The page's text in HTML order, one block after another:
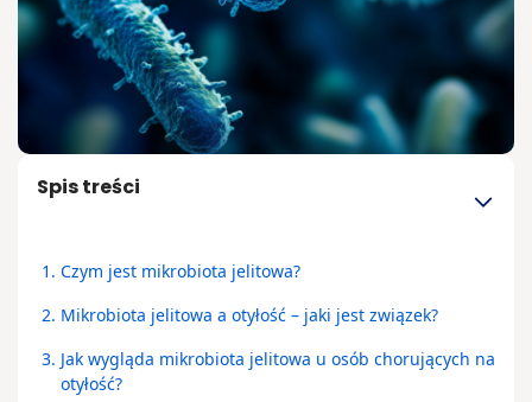
sobie
radzić z
hejtem?
Spis treści
1. Czym jest mikrobiota jelitowa?
2. Mikrobiota jelitowa a otyłość – jaki jest związek?
3. Jak wygląda mikrobiota jelitowa u osób chorujących na
otyłość?